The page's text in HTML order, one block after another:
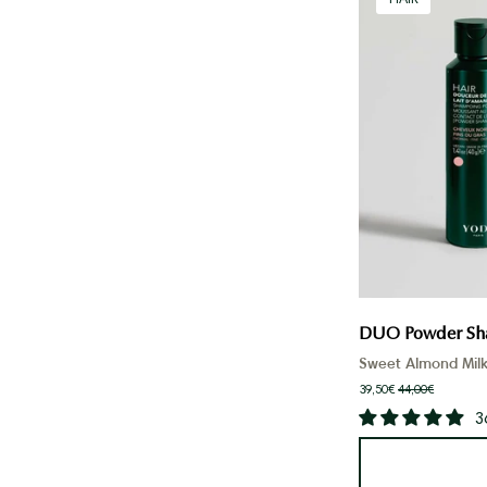
DUO Powder
Sweet Almond Milk
39,50€44,00€